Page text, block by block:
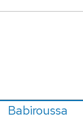
Babiroussa